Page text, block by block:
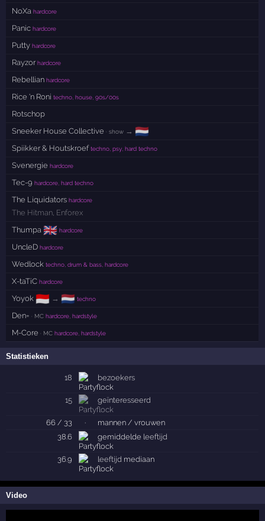
NoXa hardcore
Panic hardcore
Putty hardcore
Rayzor hardcore
Rebellian hardcore
Rice 'n Roni techno, house, 90s/00s
Rotschop
Sneeker House Collective · show → 🇳🇱
Spiikker & Houtskroef techno, psy, hard techno
Svenergie hardcore
Tec-9 hardcore, hard techno
The Liquidators hardcore
The Hitman Enforex
Thumpa 🇬🇧 hardcore
UncleD hardcore
Wedlock techno, drum & bass, hardcore
X-taTiC hardcore
Yoyok 🇮🇩 → 🇳🇱 techno
Den= · MC hardcore, hardstyle
M-Core · MC hardcore, hardstyle
Statistieken
18 bezoekers
15 geïnteresseerd
66 / 33 ·
mannen / vrouwen
38.6
gemiddelde leeftijd
36.9 leeftijd mediaan
Video